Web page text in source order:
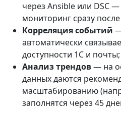
через Ansible или DSC
мониторинг сразу
Корреляция событий
автоматически
доступности 1С и почты;
Анализ трендов— на
данных даются
масштабированию
заполнятся через 45